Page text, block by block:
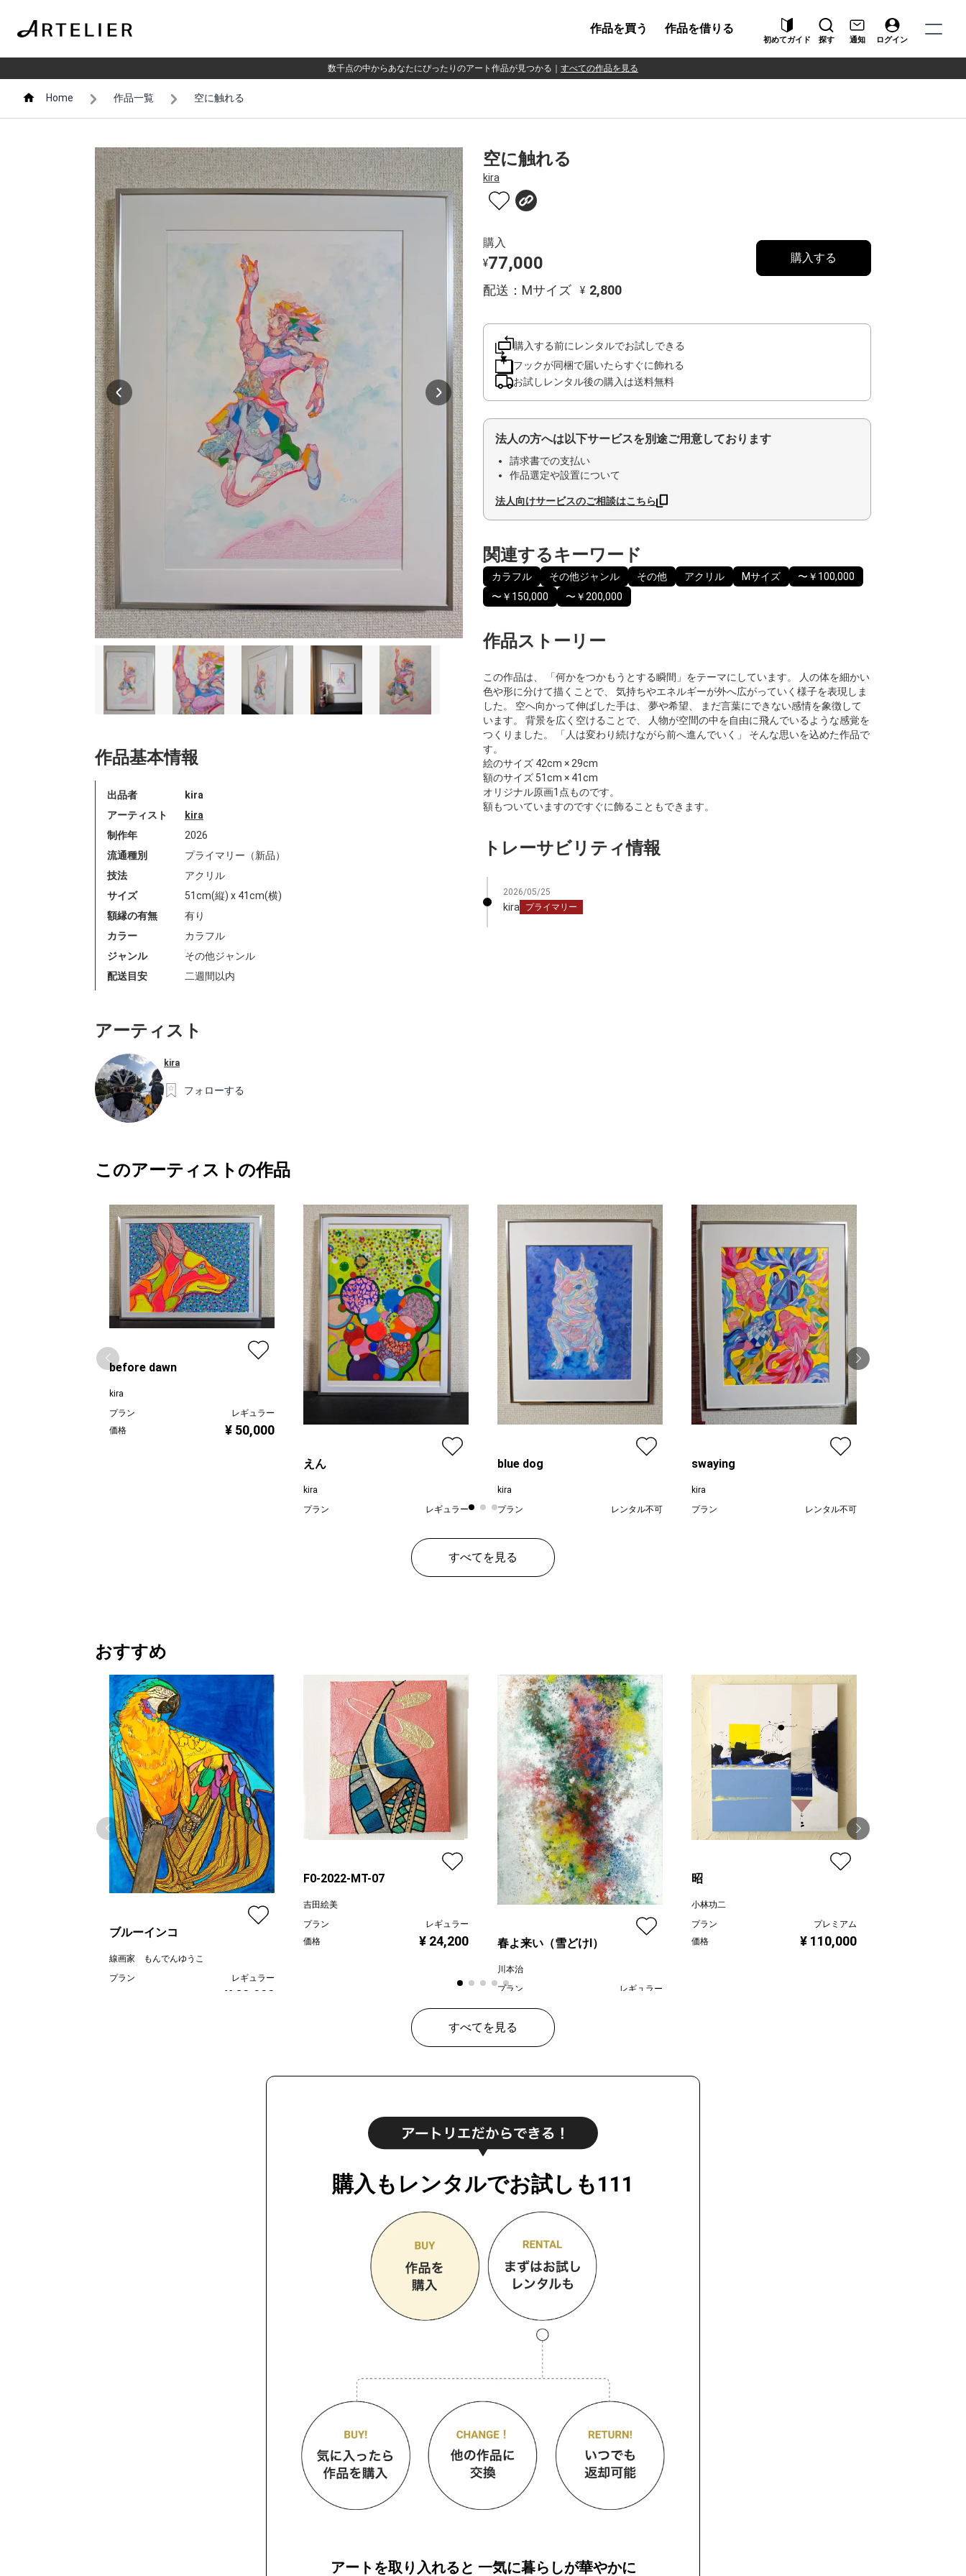
作品を買う 作品を借りる
初めてガイド 探す 通知 ログイン
数千点の中からあなたにぴったりのアート作品が見つかる すべての作品を見る
Home 作品一覧 空に触れる
作品基本情報
出品者
kira
アーティスト
kira
制作年
2026
流通種別
プライマリー（新品）
技法
アクリル
サイズ
51cm(縦) x 41cm(横)
額縁の有無
有り
カラー
カラフル
ジャンル
その他ジャンル
配送目安
二週間以内
アーティスト
kira
フォローする
空に触れる
kira
購入
¥77,000
配送：Mサイズ ¥ 2,800
購入する
購入する前にレンタルでお試しできる
フックが同梱で届いたらすぐに飾れる
お試しレンタル後の購入は送料無料
法人の方へは以下サービスを別途ご用意しております
請求書での支払い
作品選定や設置について
法人向けサービスのご相談はこちら
関連するキーワード
カラフル その他ジャンル その他 アクリル Mサイズ
〜￥100,000
〜￥150,000
〜￥200,000
作品ストーリー
この作品は、 「何かをつかもうとする瞬間」をテーマにしています。 人の体を細かい
色や形に分けて描くことで、 気持ちやエネルギーが外へ広がっていく様子を表現しま
した。 空へ向かって伸ばした手は、 夢や希望、 まだ言葉にできない感情を象徴して
います。 背景を広く空けることで、 人物が空間の中を自由に飛んでいるような感覚を
つくりました。 「人は変わり続けながら前へ進んでいく」 そんな思いを込めた作品で
す。
絵のサイズ 42cm × 29cm
額のサイズ 51cm × 41cm
オリジナル原画1点ものです。
額もついていますのですぐに飾ることもできます。
トレーサビリティ情報
2026/05/25
kira プライマリー
このアーティストの作品
before dawn
kira
プラン
レギュラー
価格
¥ 50,000
えん
kira
プラン
レギュラー
blue dog
kira
プラン
レンタル不可
swaying
kira
プラン
レンタル不可
すべてを見る
おすすめ
ブルーインコ
線画家 もんでんゆうこ
プラン
レギュラー
¥ 80,000
F0-2022-MT-07
吉田絵美
プラン
レギュラー
価格
¥ 24,200 春よ来い（雪どけⅠ）
川本治
プラン
レギュラー
価格
昭
小林功二
プラン
プレミアム
価格
¥ 110,000
すべてを見る
購入もレンタルでお試しも111
アートを取り入れると 一気に暮らしが華やかに